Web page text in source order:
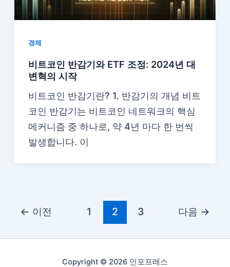
경제
비트코인 반감기와 ETF 조정: 2024년 대
변혁의 시작
비트코인 반감기란? 1. 반감기의 개념 비트
코인 반감기는 비트코인 네트워크의 핵심
메커니즘 중 하나로, 약 4년 마다 한 번씩
발생합니다. 이
← 이전 1 2 3 다음 →
Copyright © 2026 인포프레스